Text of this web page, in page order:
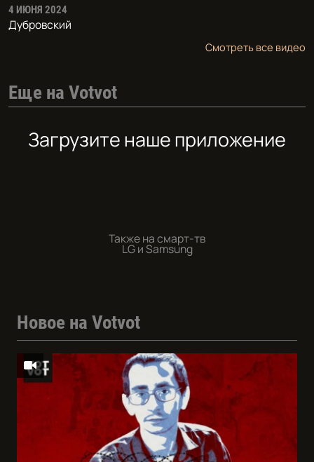
4 ИЮНЯ 2024
Дубровский
Смотреть все видео
Еще на Votvot
Загрузите наше приложение
Также на смарт-тв
LG и Samsung
Новое на Votvot